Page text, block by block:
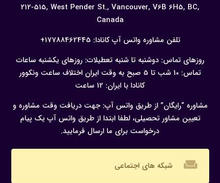
212-515, West Pender St., Vancouver, V6B 6H5, BC,
Canada
تلفن مشاوره واتس آپ کانادا: 17788462445+
روزهای تماس: دوشنبه تا شنبه تعطیلات: روزهای یکشنبه ساعات
تماس: 10 شب تا 5 صبح به وقت ایران
اختلاف ساعت ونکوور
کانادا با ایران: 12 ساعت
مشاوره “رایگان” از طریق واتس آپ: جهت دریافت وقت مشاوره و
تعیین مشاور تحصیلی، لطفا ابتدا از طریق واتس آپ یک پیام
درخواست برای ما ارسال فرمایید.
weekend شبکه های اجتماعی